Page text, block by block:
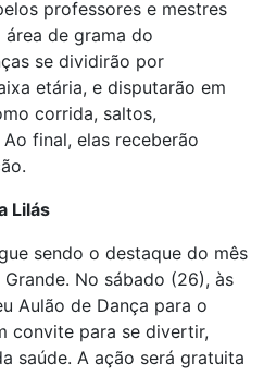
professores e mestres
área de grama do
se dividirão por
etária, e disputarão em
corrida, saltos,
final, elas receberão
Lilás
sendo o destaque do mês
No sábado (26), às
Aulão de Dança para o
convite para se divertir,
saúde. A ação será gratuita